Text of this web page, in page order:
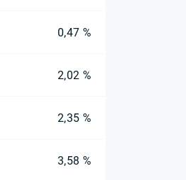
0,47 %
2,02 %
2,35 %
3,58 %